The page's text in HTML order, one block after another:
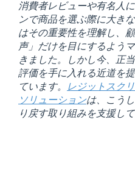
消費者レビューや有名人
ンで商品を選ぶ際に大き
はその重要性を理解し、
声」だけを目にするよう
きました。しかし今、正
評価を手に入れる近道を
ています。 レジットスク
ソリューションは、こう
り戻す取り組みを支援して